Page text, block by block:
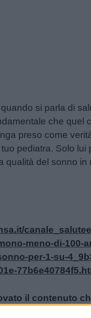
si parla di
che quel
preso come
pediatra. Solo lui
qualità del sonno in
meno-di-100-
per-1-su-
il contenuto